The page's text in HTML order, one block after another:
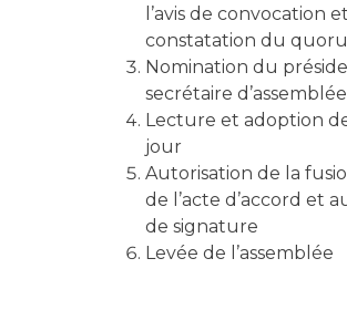
l’avis de convocation et
constatation du
Nomination du
secrétaire d’assemblée
Lecture et adoption
jour
Autorisation de la
de l’acte d’accord et
de signature
Levée de l’assemblée